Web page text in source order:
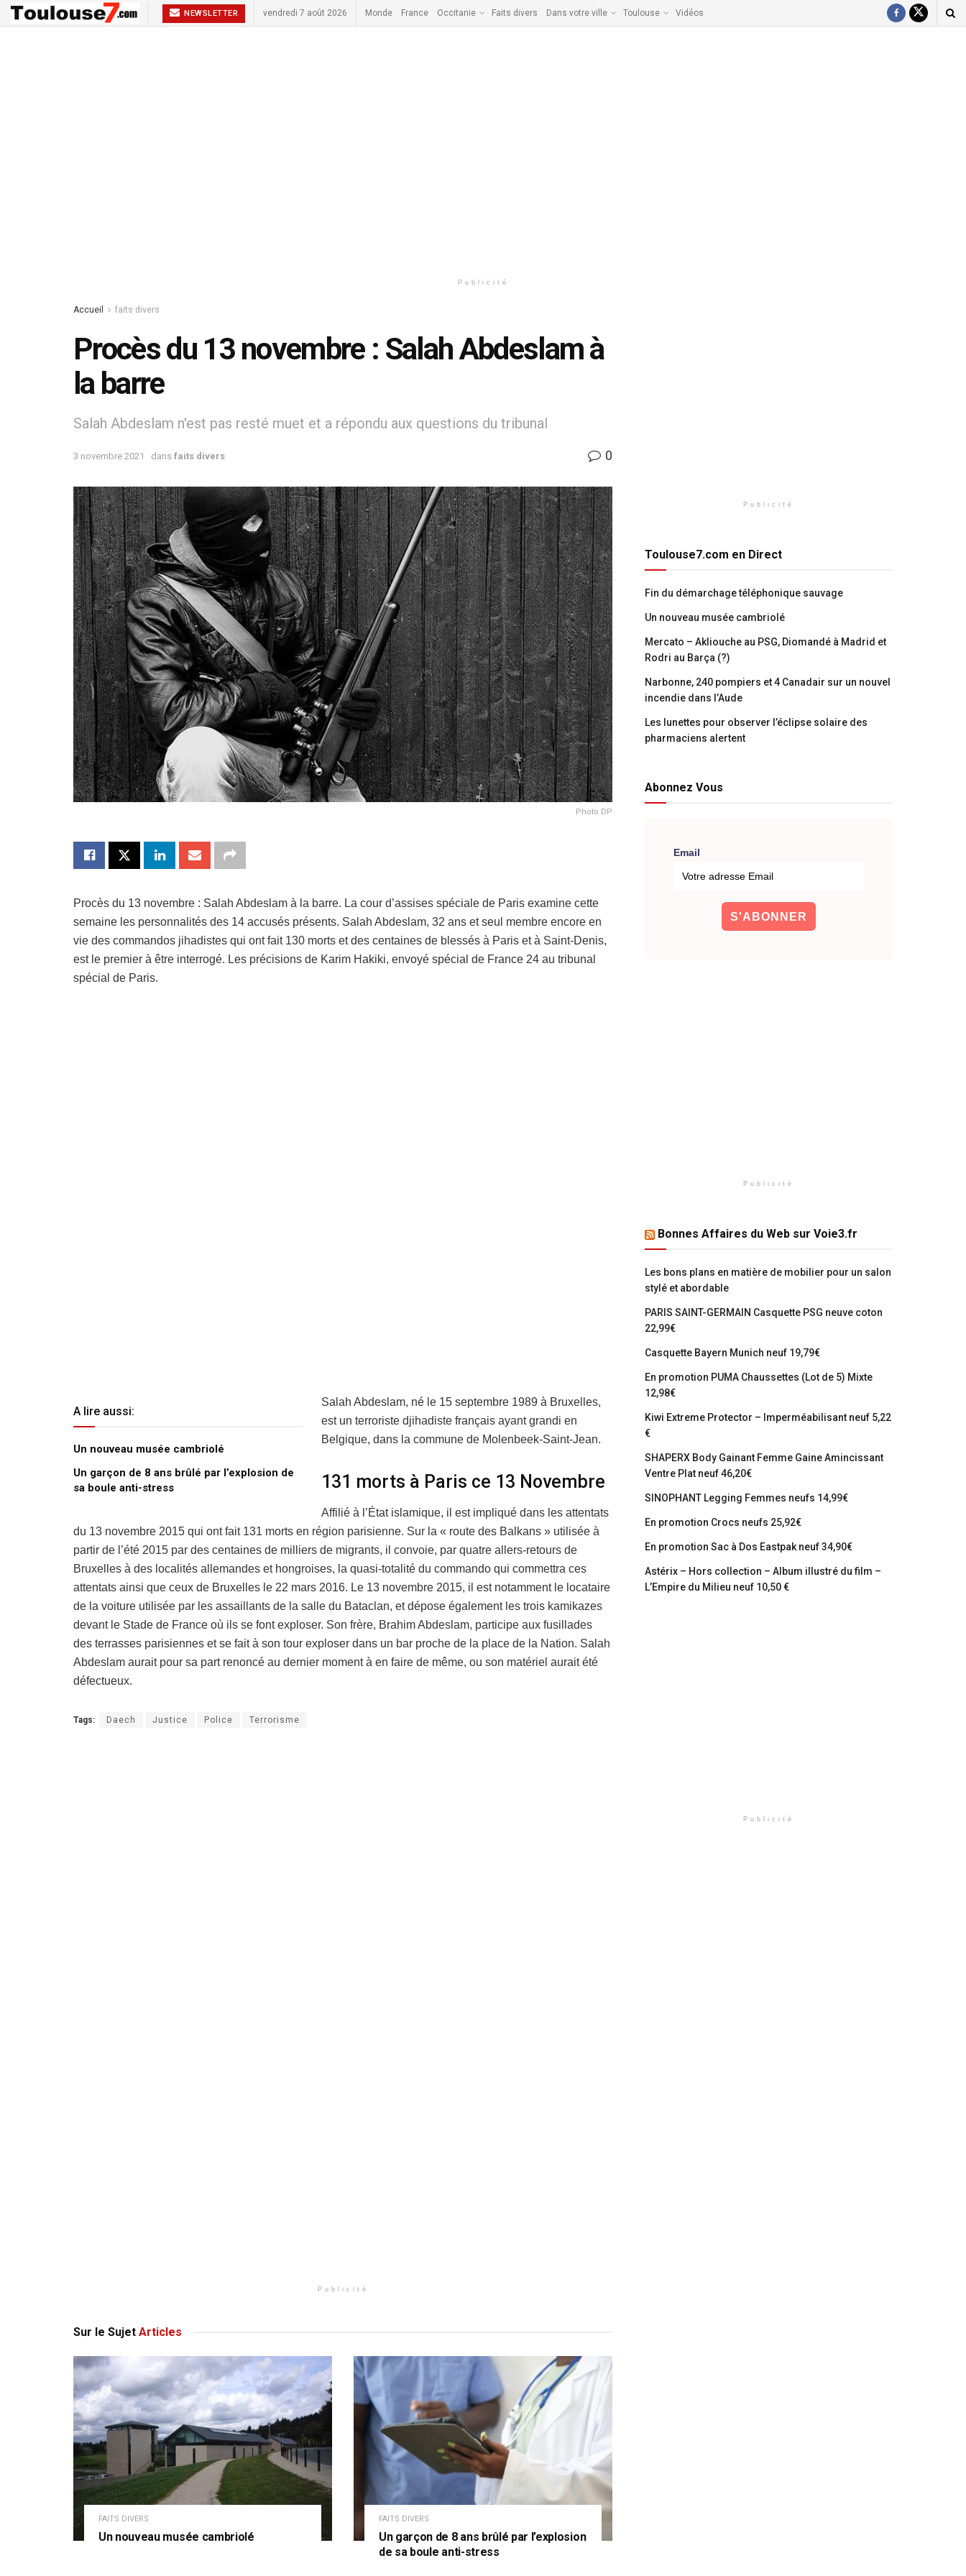
NEWSLETTER vendredi 7 août 2026 Monde France Occitanie Faits divers Dans votre ville Toulouse Vidéos
Publicité
Accueil faits divers
Procès du 13 novembre : Salah Abdeslam à
la barre
Salah Abdeslam n'est pas resté muet et a répondu aux questions du tribunal
3 novembre 2021 dans faits divers 0
Photo DP
Procès du 13 novembre : Salah Abdeslam à la barre. La cour d’assises spéciale de Paris examine cette
semaine les personnalités des 14 accusés présents. Salah Abdeslam, 32 ans et seul membre encore en
vie des commandos jihadistes qui ont fait 130 morts et des centaines de blessés à Paris et à Saint-Denis,
est le premier à être interrogé. Les précisions de Karim Hakiki, envoyé spécial de France 24 au tribunal
spécial de Paris.
A lire aussi:
Un nouveau musée cambriolé
Un garçon de 8 ans brûlé par l’explosion de
sa boule anti-stress
Salah Abdeslam, né le 15 septembre 1989 à Bruxelles,
est un terroriste djihadiste français ayant grandi en
Belgique, dans la commune de Molenbeek-Saint-Jean.
131 morts à Paris ce 13 Novembre
Affilié à l’État islamique, il est impliqué dans les attentats
du 13 novembre 2015 qui ont fait 131 morts en région parisienne. Sur la « route des Balkans » utilisée à
partir de l’été 2015 par des centaines de milliers de migrants, il convoie, par quatre allers-retours de
Bruxelles à des localités allemandes et hongroises, la quasi-totalité du commando qui commettra ces
attentats ainsi que ceux de Bruxelles le 22 mars 2016. Le 13 novembre 2015, il est notamment le locataire
de la voiture utilisée par les assaillants de la salle du Bataclan, et dépose également les trois kamikazes
devant le Stade de France où ils se font exploser. Son frère, Brahim Abdeslam, participe aux fusillades
des terrasses parisiennes et se fait à son tour exploser dans un bar proche de la place de la Nation. Salah
Abdeslam aurait pour sa part renoncé au dernier moment à en faire de même, ou son matériel aurait été
défectueux.
Tags: Daech Justice Police Terrorisme
Publicité
Sur le Sujet Articles
FAITS DIVERS
Un nouveau musée cambriolé
FAITS DIVERS
Un garçon de 8 ans brûlé par l’explosion
de sa boule anti-stress
Publicité
Toulouse7.com en Direct
Fin du démarchage téléphonique sauvage
Un nouveau musée cambriolé
Mercato – Akliouche au PSG, Diomandé à Madrid et
Rodri au Barça (?)
Narbonne, 240 pompiers et 4 Canadair sur un nouvel
incendie dans l’Aude
Les lunettes pour observer l’éclipse solaire des
pharmaciens alertent
Abonnez Vous
Email
Publicité
Bonnes Affaires du Web sur Voie3.fr
Les bons plans en matière de mobilier pour un salon
stylé et abordable
PARIS SAINT-GERMAIN Casquette PSG neuve coton
22,99€
Casquette Bayern Munich neuf 19,79€
En promotion PUMA Chaussettes (Lot de 5) Mixte
12,98€
Kiwi Extreme Protector – Imperméabilisant neuf 5,22
€
SHAPERX Body Gainant Femme Gaine Amincissant
Ventre Plat neuf 46,20€
SINOPHANT Legging Femmes neufs 14,99€
En promotion Crocs neufs 25,92€
En promotion Sac à Dos Eastpak neuf 34,90€
Astérix – Hors collection – Album illustré du film –
L’Empire du Milieu neuf 10,50 €
Publicité